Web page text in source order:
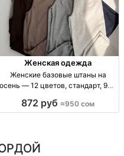
Женская одежда
Женские базовые штаны на
осень — 12 цветов, стандарт, 950
стандарт, 12 цв., собств. пр-во,
872 руб ≈950 сом